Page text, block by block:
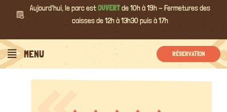
Aujourd'hui, le parc estOUVERTde 10h à 19h - Fermetures des
caisses de 12h à 13h30 puis à 17h
MENU RÉSERVATION